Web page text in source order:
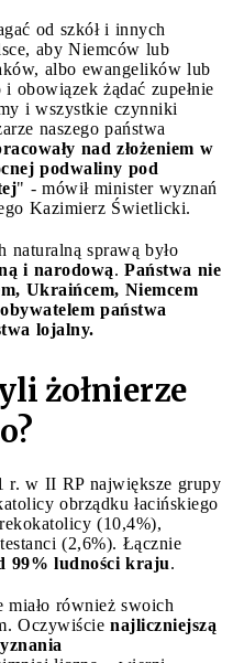
od szkół i innych
aby Niemców lub
albo ewangelików lub
obowiązek żądać zupełnie
i wszystkie czynniki
naszego państwa
nad złożeniem w
podwaliny pod
" - mówił minister wyznań
Kazimierz Świetlicki.
naturalną sprawą było
i narodową. Państwa nie
Ukraińcem, Niemcem
państwa
lojalny.
żołnierze
r. w II RP największe grupy
obrządku łacińskiego
(10,4%),
(2,6%). Łącznie
99% ludności kraju.
miało również swoich
Oczywiście najliczniejszą